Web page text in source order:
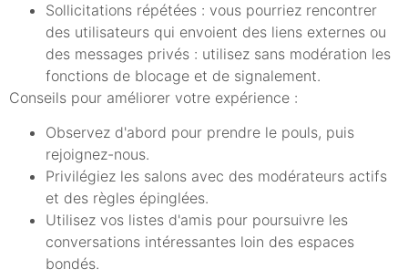
Sollicitations répétées : vous pourriez rencontrer
des utilisateurs qui envoient des liens externes ou
des messages privés : utilisez sans modération les
fonctions de blocage et de signalement.
Conseils pour améliorer votre expérience :
Observez d'abord pour prendre le pouls, puis
rejoignez-nous.
Privilégiez les salons avec des modérateurs actifs
et des règles épinglées.
Utilisez vos listes d'amis pour poursuivre les
conversations intéressantes loin des espaces
bondés.